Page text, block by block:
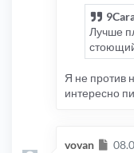
Лучше
Я не против
интересно
vovan